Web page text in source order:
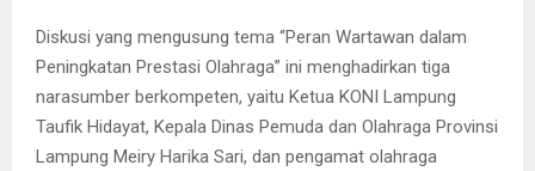
Diskusi yang mengusung tema “Peran Wartawan dalam
Peningkatan Prestasi Olahraga” ini menghadirkan tiga
narasumber berkompeten, yaitu Ketua KONI Lampung
Taufik Hidayat, Kepala Dinas Pemuda dan Olahraga Provinsi
Lampung Meiry Harika Sari, dan pengamat olahraga